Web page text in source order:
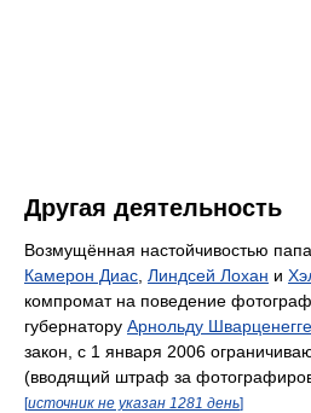
Другая деятельность
Возмущённая настойчивостью
Камерон Диас, Линдсей Лохан и
компромат на поведение
губернатору Арнольду
закон, с 1 января 2006
(вводящий штраф за
[источник не указан 1281 день]